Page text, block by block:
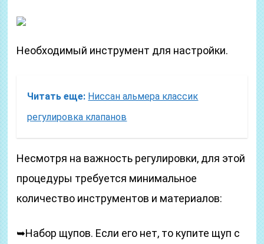
Необходимый инструмент для настройки.
Читать еще: Ниссан альмера классик
регулировка клапанов
Несмотря на важность регулировки, для этой
процедуры требуется минимальное
количество инструментов и материалов:
➥Набор щупов. Если его нет, то купите щуп с